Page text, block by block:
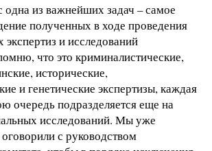
одна из важнейших задач – самое
полученных в ходе проведения
и исследований
что это криминалистические,
исторические,
и генетические экспертизы, каждая
очередь подразделяется еще на
исследований. Мы уже
с руководством